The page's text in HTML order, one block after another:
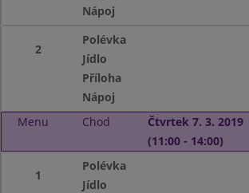
Nápoj
2
Polévka
Jídlo
Příloha
Nápoj
Menu
Chod
Čtvrtek 7. 3. 2019
(11:00 - 14:00)
1
Polévka
Jídlo